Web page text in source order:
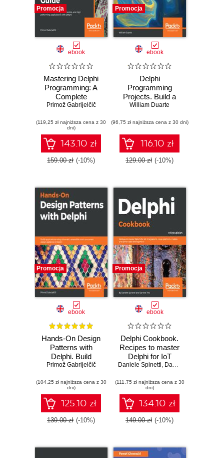
Promocja
ebook
Mastering Delphi
Programming: A
Complete
Reference Guide.
building fast,
scalable, and high
performing
applications with
Delphi
Primož Gabrijelčič
(119,25 zł najniższa cena z 30
dni)
143.10 zł
159.00 zł (-10%)
Promocja
ebook
Delphi
Programming
Projects. Build a
range of exciting
exploring cross-
platform
development and
microservices
William Duarte
(96,75 zł najniższa cena z 30 dni)
116.10 zł
129.00 zł (-10%)
Promocja
ebook
Hands-On Design
Patterns with
Delphi. Build
applications using
extensible, and
concurrent design
patterns in Delphi
Primož Gabrijelčič
(104,25 zł najniższa cena z 30
dni)
125.10 zł
139.00 zł (-10%)
Promocja
ebook
Delphi Cookbook.
Recipes to master
Delphi for IoT
integrations, cross-
and server-side
development -
Third Edition
Daniele Spinetti, Daniele Teti
(111,75 zł najniższa cena z 30
dni)
134.10 zł
149.00 zł (-10%)